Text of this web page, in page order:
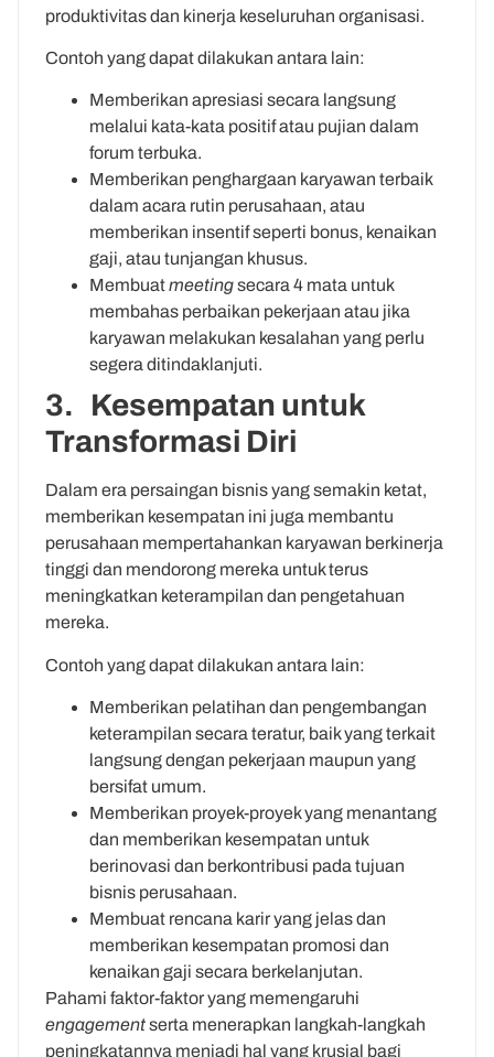
produktivitas dan kinerja keseluruhan organisasi.
Contoh yang dapat dilakukan antara lain:
Memberikan apresiasi secara langsung
melalui kata-kata positif atau pujian dalam
forum terbuka.
Memberikan penghargaan karyawan terbaik
dalam acara rutin perusahaan, atau
memberikan insentif seperti bonus, kenaikan
gaji, atau tunjangan khusus.
Membuatmeetingsecara 4 mata untuk
membahas perbaikan pekerjaan atau jika
karyawan melakukan kesalahan yang perlu
segera ditindaklanjuti.
3. Kesempatan untuk
Transformasi Diri
Dalam era persaingan bisnis yang semakin ketat,
memberikan kesempatan ini juga membantu
perusahaan mempertahankan karyawan berkinerja
tinggi dan mendorong mereka untuk terus
meningkatkan keterampilan dan pengetahuan
mereka.
Contoh yang dapat dilakukan antara lain:
Memberikan pelatihan dan pengembangan
keterampilan secara teratur, baik yang terkait
langsung dengan pekerjaan maupun yang
bersifat umum.
Memberikan proyek-proyek yang menantang
dan memberikan kesempatan untuk
berinovasi dan berkontribusi pada tujuan
bisnis perusahaan.
Membuat rencana karir yang jelas dan
memberikan kesempatan promosi dan
kenaikan gaji secara berkelanjutan.
Pahami faktor-faktor yang memengaruhi
engagementserta menerapkan langkah-langkah
peningkatannya menjadi hal yang krusial bagi